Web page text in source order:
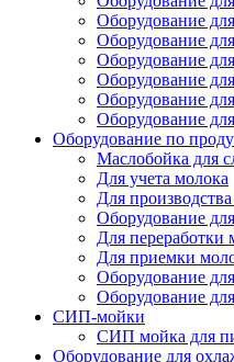
Оборудование
Оборудование
Оборудование
Оборудование
Оборудование
Оборудование
Оборудование по
Маслобойка для
Для учета молока
Для
Оборудование
Для переработки
Для приемки
Оборудование
Оборудование
СИП-мойки
СИП мойка для
Оборудование для